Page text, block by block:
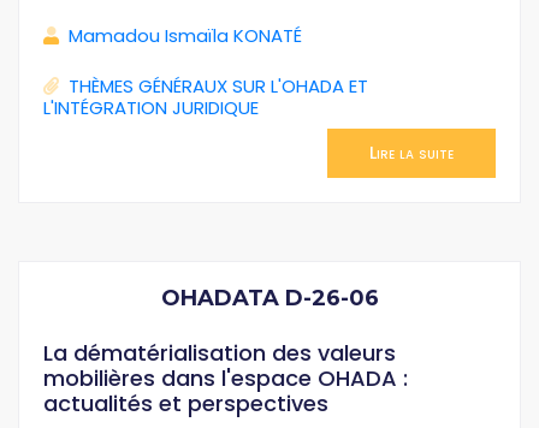
Mamadou Ismaïla KONATÉ
THÈMES GÉNÉRAUX SUR L'OHADA ET
L'INTÉGRATION JURIDIQUE
Lire la suite
OHADATA D-26-06
La dématérialisation des valeurs
mobilières dans l'espace OHADA :
actualités et perspectives